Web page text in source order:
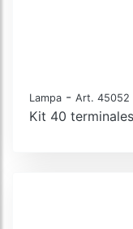
Lampa - Art. 45052
Kit 40